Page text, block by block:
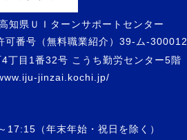
知県ＵＩターンサポートセンター
可番号（無料職業紹介）39-ム-300012
丁目1番32号 こうち勤労センター5階
jinzai.kochi.jp/
（年末年始・祝日を除く）